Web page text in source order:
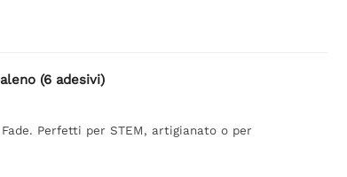
(6 adesivi)
Perfetti per STEM, artigianato o per